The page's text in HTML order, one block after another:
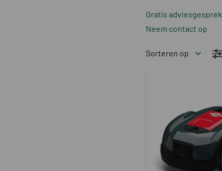
Gratis adviesgesprek
Neem contact op
Sorteren op